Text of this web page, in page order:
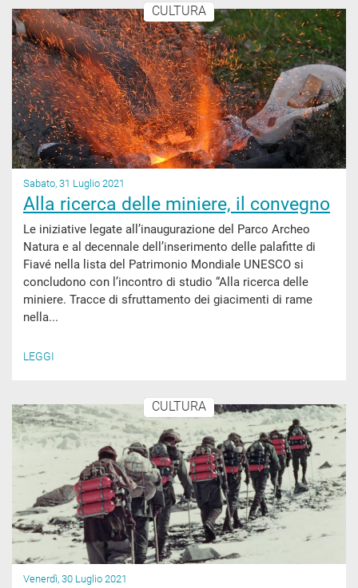
CULTURA
Sabato, 31 Luglio 2021
Alla ricerca delle miniere, il convegno
Le iniziative legate all’inaugurazione del Parco Archeo
Natura e al decennale dell’inserimento delle palafitte di
Fiavé nella lista del Patrimonio Mondiale UNESCO si
concludono con l’incontro di studio “Alla ricerca delle
miniere. Tracce di sfruttamento dei giacimenti di rame
nella...
LEGGI
CULTURA
Venerdì, 30 Luglio 2021